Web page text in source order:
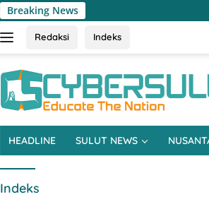
Breaking News
Redaksi Indeks
HEADLINE SULUT NEWS
Indeks